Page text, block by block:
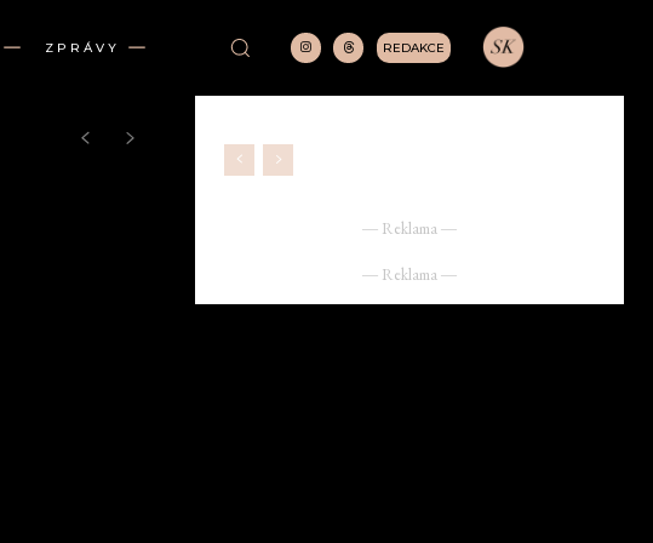
ZPRÁVY REDAKCE
― Reklama ―
― Reklama ―